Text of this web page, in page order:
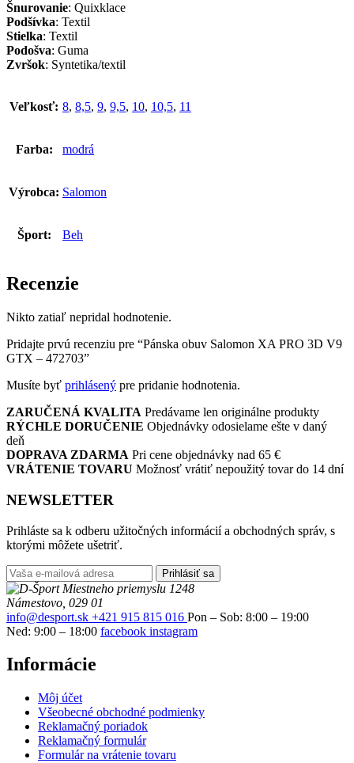
Šnurovanie: Quixklace
Podšívka: Textil
Stielka: Textil
Podošva: Guma
Zvršok: Syntetika/textil
Veľkosť: 8, 8,5, 9, 9,5, 10, 10,5, 11
Farba: modrá
Výrobca: Salomon
Šport: Beh
Recenzie
Nikto zatiaľ nepridal hodnotenie.
Pridajte prvú recenziu pre “Pánska obuv Salomon XA PRO 3D V9
GTX – 472703”
Musíte byť prihlásený pre pridanie hodnotenia.
ZARUČENÁ KVALITA Predávame len originálne produkty
RÝCHLE DORUČENIE Objednávky odosielame ešte v daný
deň
DOPRAVA ZDARMA Pri cene objednávky nad 65 €
VRÁTENIE TOVARU Možnosť vrátiť nepoužitý tovar do 14 dní
NEWSLETTER
Prihláste sa k odberu užitočných informácií a obchodných správ, s
ktorými môžete ušetriť.
Prihlásiť sa
Miestneho priemyslu 1248
Námestovo, 029 01
info@desport.sk +421 915 815 016 Pon – Sob: 8:00 – 19:00
Ned: 9:00 – 18:00 facebook instagram
Informácie
Môj účet
Všeobecné obchodné podmienky
Reklamačný poriadok
Reklamačný formulár
Formulár na vrátenie tovaru